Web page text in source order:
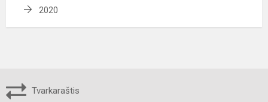
2020
Tvarkaraštis